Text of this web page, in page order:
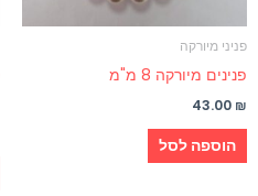
פניני מיורקה
פנינים מיורקה 8 מ"מ
43.00 ₪
הוספה לסל